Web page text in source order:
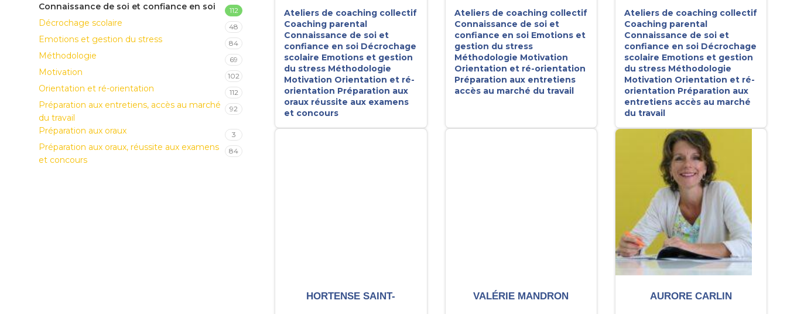
Connaissance de soi et confiance en soi 112
Décrochage scolaire 48
Emotions et gestion du stress 84
Méthodologie 69
Motivation 102
Orientation et ré-orientation 112
Préparation aux entretiens, accès au marché
du travail
92
Préparation aux oraux 3
Préparation aux oraux, réussite aux examens
et concours
84
Ateliers de coaching collectif
Coaching parental
Connaissance de soi et
confiance en soi Décrochage
scolaire Emotions et gestion
du stress Méthodologie
Motivation Orientation et ré-
orientation Préparation aux
oraux réussite aux examens
et concours
Ateliers de coaching collectif
Connaissance de soi et
confiance en soi Emotions et
gestion du stress
Méthodologie Motivation
Orientation et ré-orientation
Préparation aux entretiens
accès au marché du travail
Ateliers de coaching collectif
Coaching parental
Connaissance de soi et
confiance en soi Décrochage
scolaire Emotions et gestion
du stress Méthodologie
Motivation Orientation et ré-
orientation Préparation aux
entretiens accès au marché
du travail
HORTENSE SAINT- VALÉRIE MANDRON AURORE CARLIN